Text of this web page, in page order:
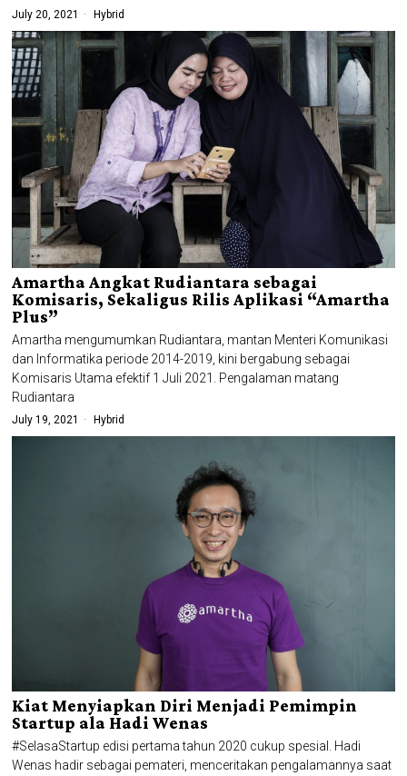
July 20, 2021 Hybrid
Amartha Angkat Rudiantara sebagai
Komisaris, Sekaligus Rilis Aplikasi “Amartha
Plus”
Amartha mengumumkan Rudiantara, mantan Menteri Komunikasi
dan Informatika periode 2014-2019, kini bergabung sebagai
Komisaris Utama efektif 1 Juli 2021. Pengalaman matang
Rudiantara
July 19, 2021 Hybrid
Kiat Menyiapkan Diri Menjadi Pemimpin
Startup ala Hadi Wenas
#SelasaStartup edisi pertama tahun 2020 cukup spesial. Hadi
Wenas hadir sebagai pemateri, menceritakan pengalamannya saat